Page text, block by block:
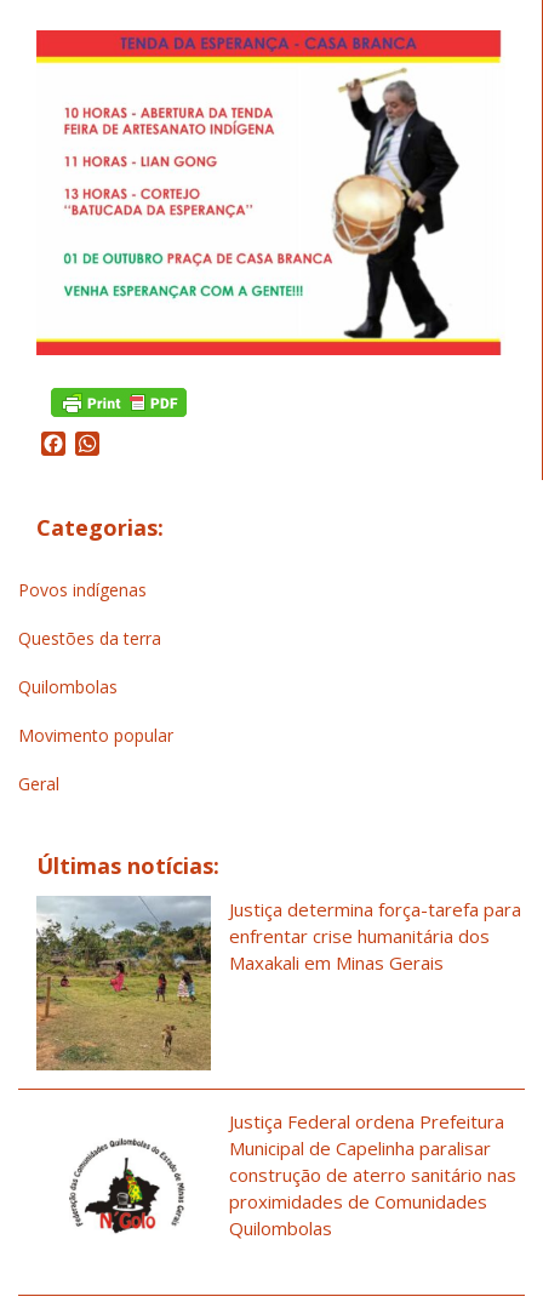
Facebook
Categorias:
Povos indígenas
Questões da terra
Quilombolas
Movimento popular
Geral
Últimas notícias:
Justiça determina força-tarefa para
enfrentar crise humanitária dos
Maxakali em Minas Gerais
Justiça Federal ordena Prefeitura
Municipal de Capelinha paralisar
construção de aterro sanitário nas
proximidades de Comunidades
Quilombolas